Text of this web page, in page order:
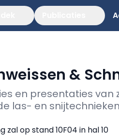
&
en presentaties van
las- en snijtechnieken
zal op stand 10F04 in hal 10